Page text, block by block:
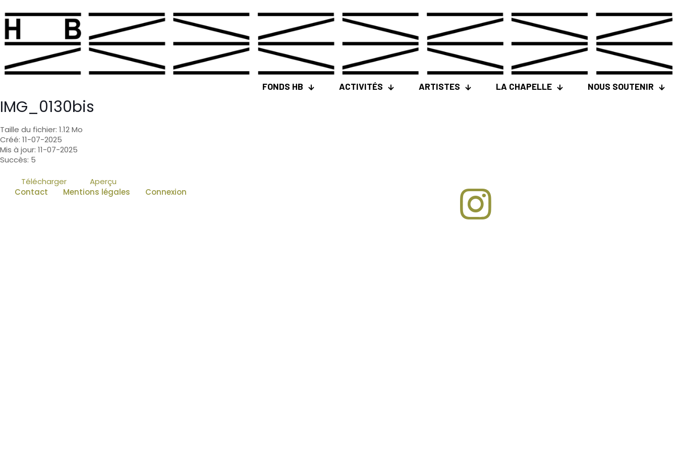
FONDS HB ACTIVITÉS ARTISTES LA CHAPELLE NOUS SOUTENIR
IMG_0130bis
Taille du fichier: 1.12 Mo
Créé: 11-07-2025
Mis à jour: 11-07-2025
Succès: 5
Télécharger
Aperçu
Contact
Mentions légales Connexion